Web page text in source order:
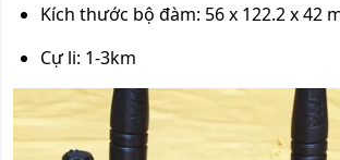
Kích thước bộ đàm: 56 x 122.2 x 42
Cự li: 1-3km